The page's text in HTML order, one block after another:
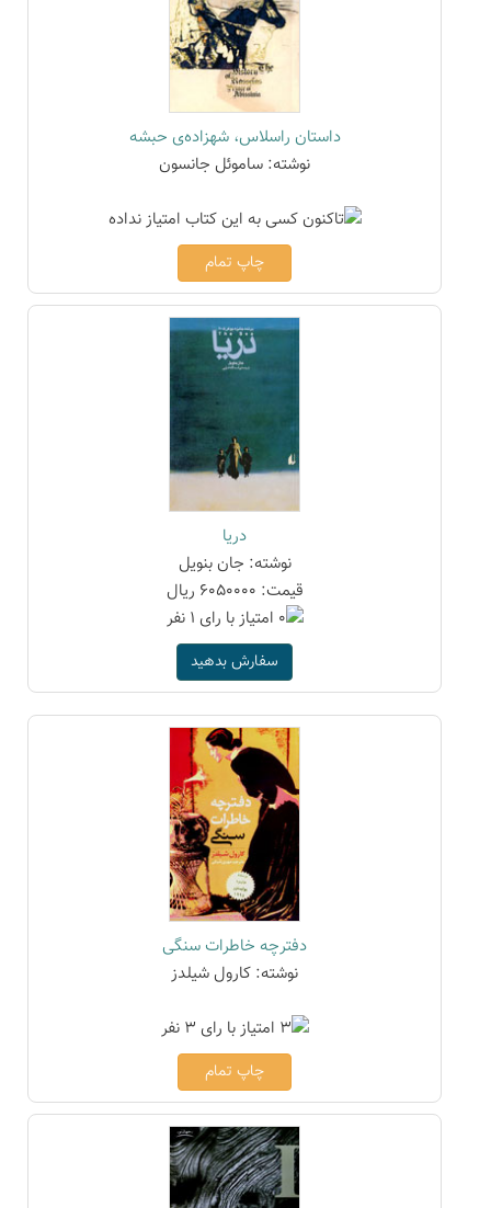
داستان راسلاس، شهزاده‌ی حبشه
نوشته: ساموئل جانسون
چاپ تمام
دریا
نوشته: جان بنویل
قیمت: 6050000 ریال
سفارش بدهید
دفترچه خاطرات سنگی
نوشته: کارول شیلدز
چاپ تمام